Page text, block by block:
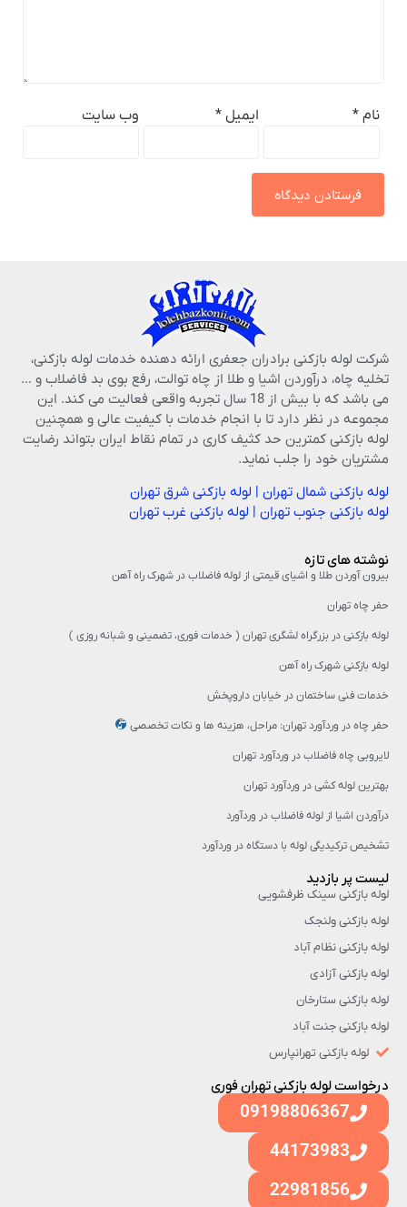
نام * ایمیل * وب‌ سایت
شرکت لوله بازکنی برادران جعفری ارائه دهنده خدمات لوله بازکنی،
تخلیه چاه، درآوردن اشیا و طلا از چاه توالت، رفع بوی بد فاضلاب و …
می باشد که با بیش از 18 سال تجربه واقعی فعالیت می کند. این
مجموعه در نظر دارد تا با انجام خدمات با کیفیت عالی و همچنین
لوله بازکنی کمترین حد کثیف کاری در تمام نقاط ایران بتواند رضایت
مشتریان خود را جلب نماید.
لوله بازکنی شمال تهران | لوله بازکنی شرق تهران
لوله بازکنی جنوب تهران | لوله بازکنی غرب تهران
نوشته های تازه
بیرون آوردن طلا و اشیای قیمتی از لوله فاضلاب در شهرک راه‌ آهن
حفر چاه تهران
لوله بازکنی در بزرگراه لشگری تهران ( خدمات فوری، تضمینی و شبانه روزی )
لوله بازکنی شهرک راه آهن
خدمات فنی ساختمان در خیابان داروپخش
حفر چاه در وردآورد تهران: مراحل، هزینه‌ ها و نکات تخصصی
لایروبی چاه فاضلاب در وردآورد تهران
بهترین لوله کشی در وردآورد تهران
درآوردن اشیا از لوله فاضلاب در وردآورد
تشخیص ترکیدیگی لوله با دستگاه در وردآورد
لیست پر بازدید
لوله بازکنی سینک ظرفشویی
لوله بازکنی ولنجک
لوله بازکنی نظام آباد
لوله بازکنی آزادی
لوله بازکنی ستارخان
لوله بازکنی جنت آباد
لوله بازکنی تهرانپارس
درخواست لوله بازکنی تهران فوری
09198806367
44173983
22981856